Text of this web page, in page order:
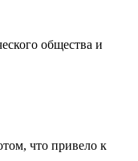
общества и
что привело к